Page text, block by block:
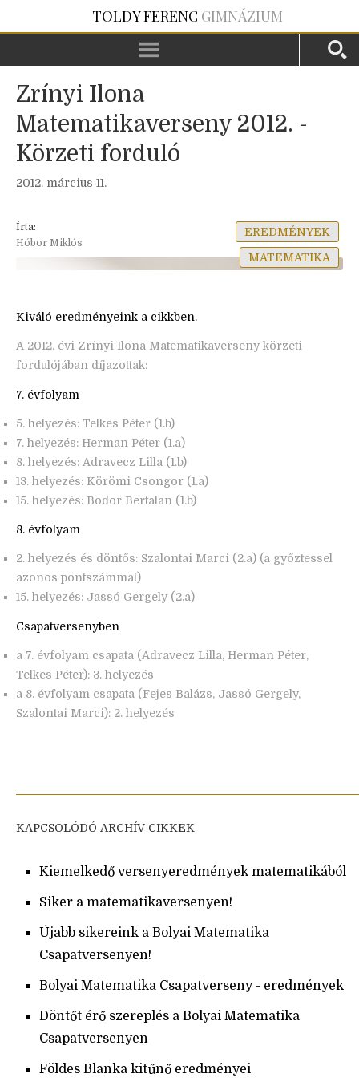
TOLDY FERENC GIMNÁZIUM
Zrínyi Ilona
Matematikaverseny 2012. -
Körzeti forduló
2012. március 11.
Írta:
Hóbor Miklós
EREDMÉNYEK
MATEMATIKA
Kiváló eredményeink a cikkben.
A 2012. évi Zrínyi Ilona Matematikaverseny körzeti
fordulójában díjazottak:
7. évfolyam
5. helyezés: Telkes Péter (1.b)
7. helyezés: Herman Péter (1.a)
8. helyezés: Adravecz Lilla (1.b)
13. helyezés: Körömi Csongor (1.a)
15. helyezés: Bodor Bertalan (1.b)
8. évfolyam
2. helyezés és döntős: Szalontai Marci (2.a) (a győztessel
azonos pontszámmal)
15. helyezés: Jassó Gergely (2.a)
Csapatversenyben
a 7. évfolyam csapata (Adravecz Lilla, Herman Péter,
Telkes Péter): 3. helyezés
a 8. évfolyam csapata (Fejes Balázs, Jassó Gergely,
Szalontai Marci): 2. helyezés
KAPCSOLÓDÓ ARCHÍV CIKKEK
Kiemelkedő versenyeredmények matematikából
Siker a matematikaversenyen!
Újabb sikereink a Bolyai Matematika
Csapatversenyen!
Bolyai Matematika Csapatverseny - eredmények
Döntőt érő szereplés a Bolyai Matematika
Csapatversenyen
Földes Blanka kitűnő eredményei